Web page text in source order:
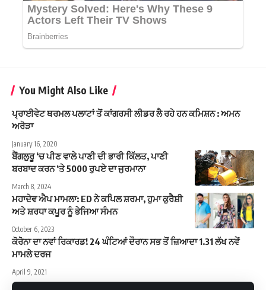
You Might Also Like
ਪ੍ਰਾਈਵੇਟ ਥਰਮਲ ਪਲਾਟਾਂ ਤੋਂ ਕਾਂਗਰਸੀ ਲੀਡਰ ਲੈ ਰਹੇ ਹਨ ਕਮਿਸ਼ਨ : ਅਮਨ
ਅਰੋੜਾ
January 16, 2020
ਬੈਂਗਲੁਰੂ ‘ਚ ਪੀਣ ਵਾਲੇ ਪਾਣੀ ਦੀ ਭਾਰੀ ਕਿੱਲਤ, ਪਾਣੀ
ਬਰਬਾਦ ਕਰਨ ‘ਤੇ 5000 ਰੁਪਏ ਦਾ ਜੁਰਮਾਨਾ
March 8, 2024
ਮਹਾਦੇਵ ਐਪ ਮਾਮਲਾ: ED ਨੇ ਕਪਿਲ ਸ਼ਰਮਾ, ਹੁਮਾ ਕੁਰੈਸ਼ੀ
ਅਤੇ ਸ਼ਰਧਾ ਕਪੂਰ ਨੂੰ ਭੇਜਿਆ ਸੰਮਨ
October 6, 2023
ਕੋਰੋਨਾ ਦਾ ਨਵਾਂ ਰਿਕਾਰਡ! 24 ਘੰਟਿਆਂ ਦੌਰਾਨ ਸਭ ਤੋਂ ਜ਼ਿਆਦਾ 1.31 ਲੱਖ ਨਵੇਂ
ਮਾਮਲੇ ਦਰਜ
April 9, 2021